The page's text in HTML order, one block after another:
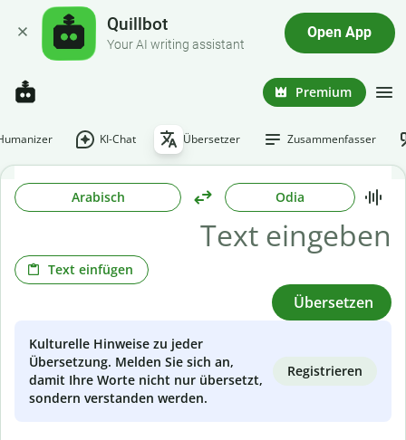
Quillbot
Your AI writing assistant
Open App
Premium
KI-Chat Übersetzer Zusammenfasser
Arabisch Odia
Text einfügen
Übersetzen
Kulturelle Hinweise zu jeder
Übersetzung. Melden Sie sich an,
damit Ihre Worte nicht nur übersetzt,
sondern verstanden werden.
Registrieren